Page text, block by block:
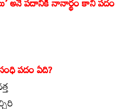
అనే పదానికి నానార్థం కాని పదం
పదం ఏది?